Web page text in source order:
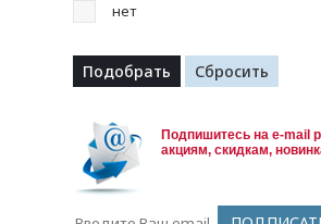
нет
Подпишитесь на e-mail
акциям, скидкам,